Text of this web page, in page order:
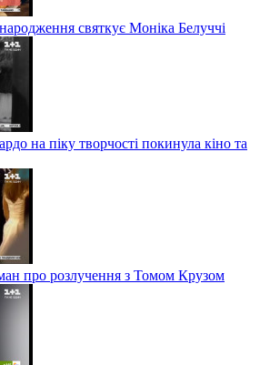
святкує Моніка Белуччі
на піку творчості покинула кіно та
про розлучення з Томом Крузом